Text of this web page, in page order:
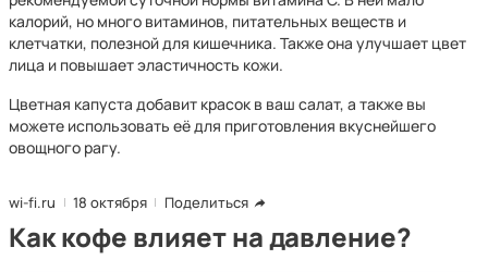
калорий, но много витаминов, питательных веществ и
клетчатки, полезной для кишечника. Также она улучшает цвет
лица и повышает эластичность кожи.
Цветная капуста добавит красок в ваш салат, а также вы
можете использовать её для приготовления вкуснейшего
овощного рагу.
wi-fi.ru 18 октября Поделиться
Как кофе влияет на давление?